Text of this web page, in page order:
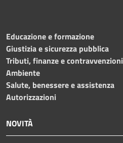
Educazione e formazione
Giustizia e sicurezza pubblica
Tributi, finanze e contravvenzioni
Ambiente
Salute, benessere e assistenza
Autorizzazioni
NOVITÀ